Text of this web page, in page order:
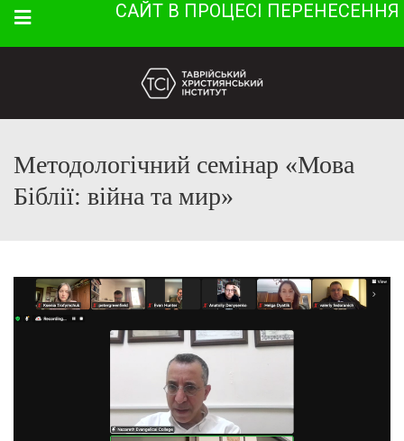
Menu САЙТ В ПРОЦЕСІ ПЕРЕНЕСЕННЯ
Методологічний семінар «Мова
Біблії: війна та мир»